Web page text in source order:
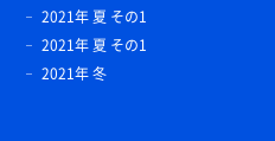
2021年 夏 その1
2021年 夏 その1
2021年 冬